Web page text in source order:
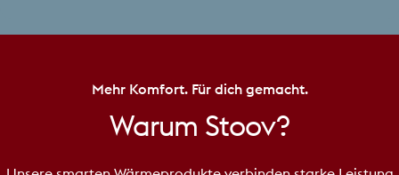
Mehr Komfort. Für dich gemacht.
Warum Stoov?